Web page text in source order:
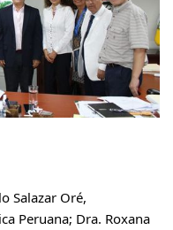
Salazar Oré,
Peruana; Dra. Roxana